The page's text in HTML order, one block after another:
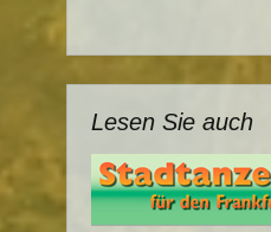
Lesen Sie auch